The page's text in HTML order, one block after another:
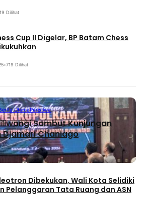
Dilihat
Cup II Digelar, BP Batam Chess
•719 Dilihat
UtamaPeristiwa
Sambut Kunjungan
Djamari Chaniago
Dibekukan, Wali Kota Selidiki
Pelanggaran Tata Ruang dan ASN